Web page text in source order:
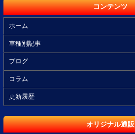
コンテンツ
ホーム
車種別記事
ブログ
コラム
更新履歴
オリジナル通販